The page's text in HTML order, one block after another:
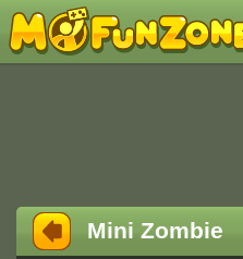
Mini Zombie